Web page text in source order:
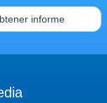
informe